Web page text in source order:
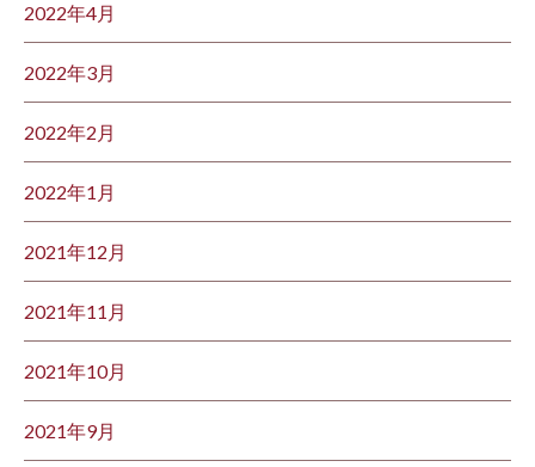
2022年4月
2022年3月
2022年2月
2022年1月
2021年12月
2021年11月
2021年10月
2021年9月